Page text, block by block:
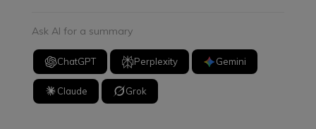
Ask AI for a summary
ChatGPT Perplexity Gemini
Claude Grok